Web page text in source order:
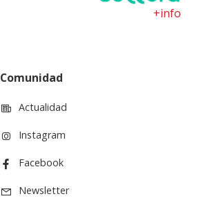
+info
Comunidad
Actualidad
Instagram
Facebook
Newsletter